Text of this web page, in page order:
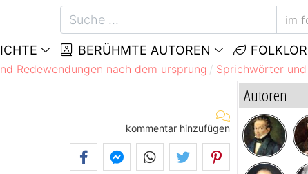
im
BERÜHMTE AUTOREN
Redewendungen nach dem ursprung Sprichwörter
kommentar hinzufügen
Autoren